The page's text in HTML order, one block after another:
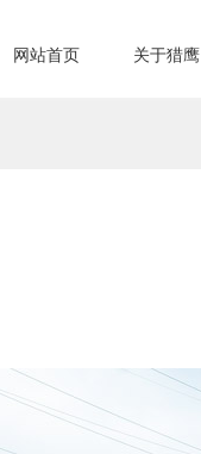
网站首页 关于猎鹰